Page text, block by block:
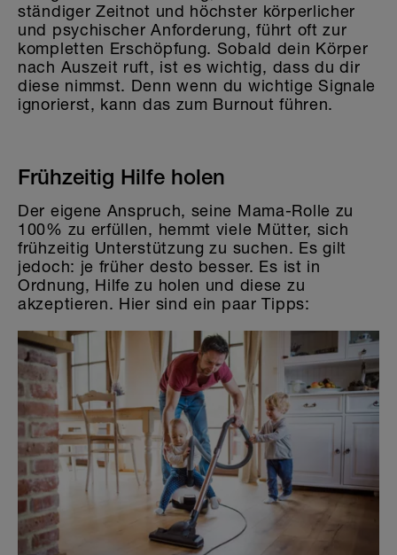
ständiger Zeitnot und höchster körperlicher
und psychischer Anforderung, führt oft zur
kompletten Erschöpfung. Sobald dein Körper
nach Auszeit ruft, ist es wichtig, dass du dir
diese nimmst. Denn wenn du wichtige Signale
ignorierst, kann das zum Burnout führen.
Frühzeitig Hilfe holen
Der eigene Anspruch, seine Mama-Rolle zu
100% zu erfüllen, hemmt viele Mütter, sich
frühzeitig Unterstützung zu suchen. Es gilt
jedoch: je früher desto besser. Es ist in
Ordnung, Hilfe zu holen und diese zu
akzeptieren. Hier sind ein paar Tipps: